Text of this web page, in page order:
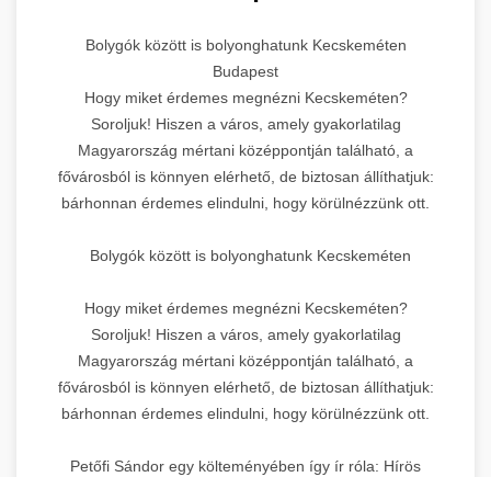
Bolygók között is bolyonghatunk Kecskeméten
Budapest
Hogy miket érdemes megnézni Kecskeméten?
Soroljuk! Hiszen a város, amely gyakorlatilag
Magyarország mértani középpontján található, a
fővárosból is könnyen elérhető, de biztosan állíthatjuk:
bárhonnan érdemes elindulni, hogy körülnézzünk ott.
Bolygók között is bolyonghatunk Kecskeméten
Hogy miket érdemes megnézni Kecskeméten?
Soroljuk! Hiszen a város, amely gyakorlatilag
Magyarország mértani középpontján található, a
fővárosból is könnyen elérhető, de biztosan állíthatjuk:
bárhonnan érdemes elindulni, hogy körülnézzünk ott.
Petőfi Sándor egy költeményében így ír róla: Hírös